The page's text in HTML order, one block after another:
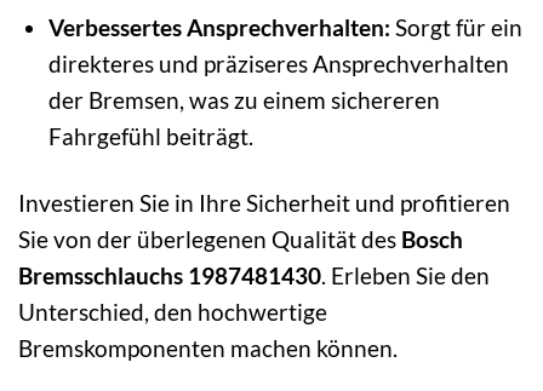
Verbessertes Ansprechverhalten: Sorgt für ein
direkteres und präziseres Ansprechverhalten
der Bremsen, was zu einem sichereren
Fahrgefühl beiträgt.
Investieren Sie in Ihre Sicherheit und profitieren
Sie von der überlegenen Qualität des Bosch
Bremsschlauchs 1987481430. Erleben Sie den
Unterschied, den hochwertige
Bremskomponenten machen können.